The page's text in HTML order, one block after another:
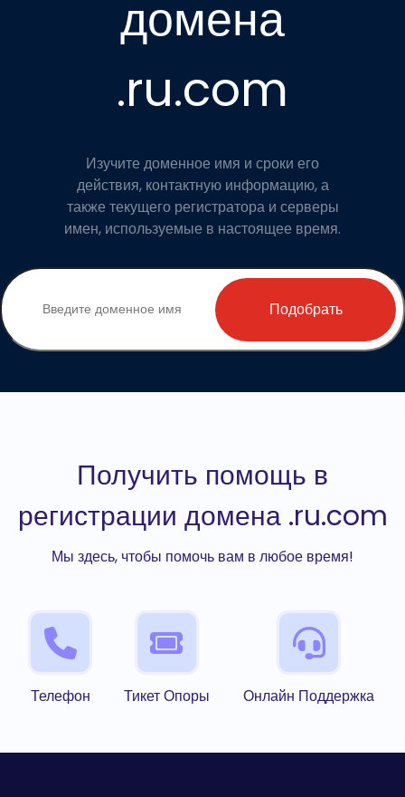
домена
.ru.com
Изучите доменное имя и сроки его
действия, контактную информацию, а
также текущего регистратора и серверы
имен, используемые в настоящее время.
Подобрать
Получить помощь в
регистрации домена .ru.com
Мы здесь, чтобы помочь вам в любое время!
Телефон Тикет Опоры Онлайн Поддержка